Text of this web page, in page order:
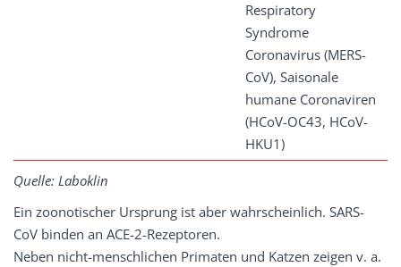
Respiratory
Syndrome
Coronavirus (MERS-
CoV), Saisonale
humane Coronaviren
(HCoV-OC43, HCoV-
HKU1)
Quelle: Laboklin
Ein zoonotischer Ursprung ist aber wahrscheinlich. SARS-
CoV binden an ACE-2-Rezeptoren.
Neben nicht-menschlichen Primaten und Katzen zeigen v. a.